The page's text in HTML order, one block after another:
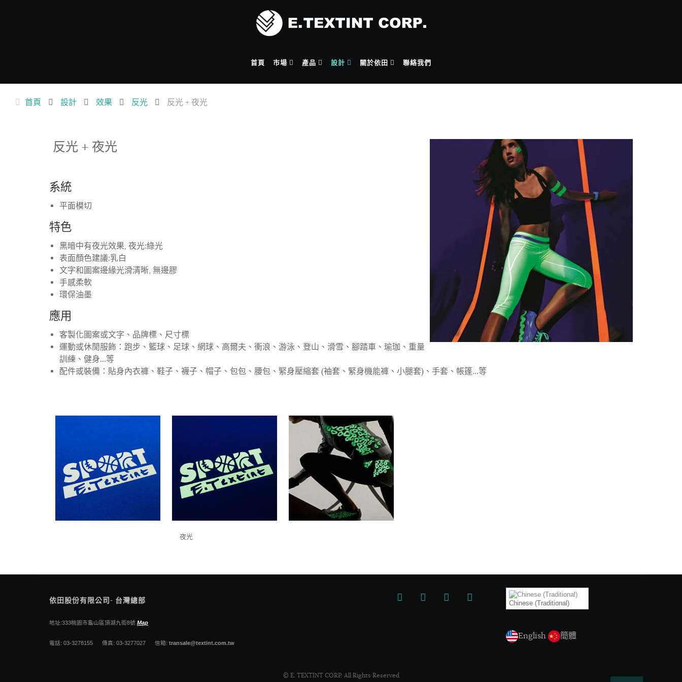
首頁 市場 產品 設計 關於依田 聯絡我們
首頁 設計 效果 反光 反光 + 夜光
反光 + 夜光
系統
平面模切
特色
黑暗中有夜光效果, 夜光:綠光
表面顏色建議:乳白
文字和圖案邊緣光滑清晰, 無邊膠
手感柔軟
環保油墨
應用
客製化圖案或文字、品牌標、尺寸標
運動或休閒服飾：跑步、籃球、足球、網球、高爾夫、衝浪、游泳、登山、滑雪、腳踏車、瑜珈、重量
訓練、健身...等
配件或裝備：貼身內衣褲、鞋子、襪子、帽子、包包、腰包、緊身壓縮套 (袖套、緊身機能褲、小腿套)、手套、帳篷...等
夜光
依田股份有限公司- 台灣總部
地址:333桃園市龜山區頂湖九街8號 Map
電話: 03-3278155 傳真: 03-3277027 信箱: transale@textint.com.tw
Chinese (Traditional)
English 簡體
© E. TEXTINT CORP. All Rights Reserved